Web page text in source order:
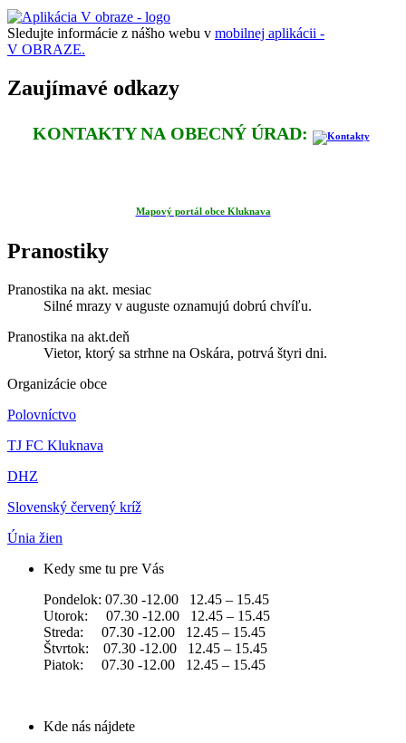
Sledujte informácie z nášho webu v mobilnej aplikácii -
V OBRAZE.
Zaujímavé odkazy
KONTAKTY NA OBECNÝ ÚRAD:
Mapový portál obce Kluknava
Pranostiky
Pranostika na akt. mesiac
Silné mrazy v auguste oznamujú dobrú chvíľu.
Pranostika na akt.deň
Vietor, ktorý sa strhne na Oskára, potrvá štyri dni.
Organizácie obce
Polovníctvo
TJ FC Kluknava
DHZ
Slovenský červený kríž
Únia žien
Kedy sme tu pre Vás
Pondelok: 07.30 -12.00 12.45 – 15.45
Utorok: 07.30 -12.00 12.45 – 15.45
Streda: 07.30 -12.00 12.45 – 15.45
Štvrtok: 07.30 -12.00 12.45 – 15.45
Piatok: 07.30 -12.00 12.45 – 15.45
Kde nás nájdete